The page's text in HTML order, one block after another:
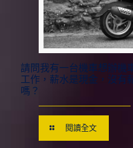
請問我有一台機車想辦機
工作，薪水是現金，沒有
嗎？
閱讀全文